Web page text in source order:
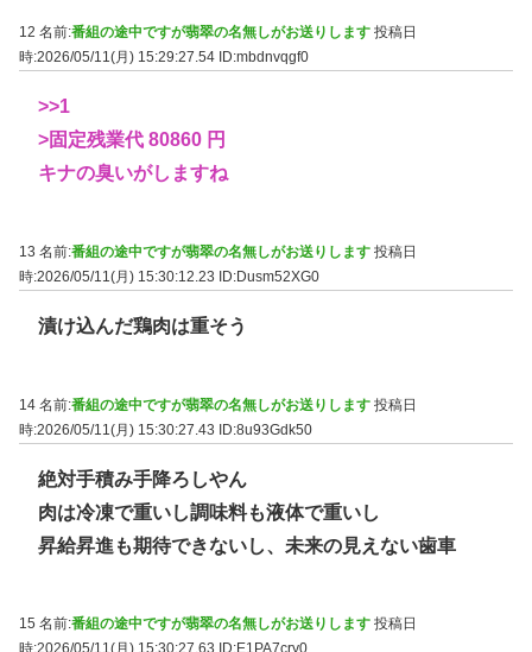
12 名前:番組の途中ですが翡翠の名無しがお送りします 投稿日
時:2026/05/11(月) 15:29:27.54 ID:mbdnvqgf0
>>1
>固定残業代 80860 円
キナの臭いがしますね
13 名前:番組の途中ですが翡翠の名無しがお送りします 投稿日
時:2026/05/11(月) 15:30:12.23
ID:Dusm52XG0
漬け込んだ鶏肉は重そう
14 名前:番組の途中ですが翡翠の名無しがお送りします 投稿日
時:2026/05/11(月) 15:30:27.43 ID:8u93Gdk50
絶対手積み手降ろしやん
肉は冷凍で重いし調味料も液体で重いし
昇給昇進も期待できないし、未来の見えない歯車
15 名前:番組の途中ですが翡翠の名無しがお送りします 投稿日
時:2026/05/11(月) 15:30:27.63
ID:E1PA7cry0